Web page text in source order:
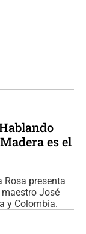
es el
Rosa presenta
José
y Colombia.